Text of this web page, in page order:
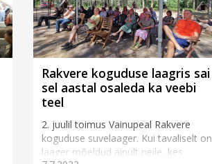
Rakvere koguduse laagris sai
sel aastal osaleda ka veebi
teel
2. juulil toimus Vainupeal Rakvere
koguduse suvelaager. Kui tavaliselt on
laager mõeldud ainult neile, kes